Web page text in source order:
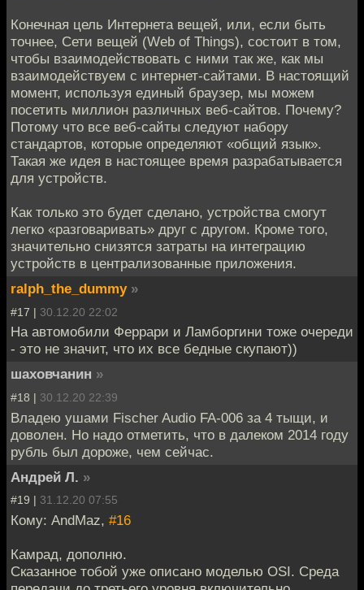
Конечная цель Интернета вещей, или, если быть
точнее, Сети вещей (Web of Things), состоит в том,
чтобы взаимодействовать с ними так же, как мы
взаимодействуем с интернет-сайтами. В настоящий
момент, используя единый браузер, мы можем
посетить миллион различных веб-сайтов. Почему?
Потому что все веб-сайты следуют набору
стандартов, которые определяют «общий язык».
Такая же идея в настоящее время разрабатывается
для устройств.
Как только это будет сделано, устройства смогут
легко «разговаривать» друг с другом. Кроме того,
значительно снизятся затраты на интеграцию
устройств в централизованные приложения.
ralph_the_dummy »
#17 | 30.12.20 22:02
На автомобили Феррари и Ламборгини тоже очереди
- это не значит, что их все бедные скупают))
шаховчанин »
#18 | 30.12.20 22:39
Владею ушами Fischer Audio FA-006 за 4 тыщи, и
доволен. Но надо отметить, что в далеком 2014 году
рубль был дороже, чем сейчас.
Андрей Л. »
#19 | 31.12.20 07:55
Кому: AndMaz, #16
Камрад, дополню.
Сказанное тобой уже описано моделью OSI. Среда